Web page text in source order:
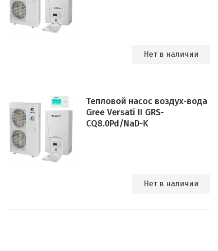
Нет в наличии
Тепловой насос воздух-вода
Gree Versati II GRS-
CQ8.0Pd/NaD-K
Нет в наличии